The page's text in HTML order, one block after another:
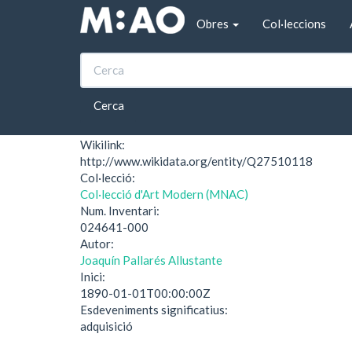
Vés al contingut
Obres
Col·leccions
Cerca
Inici El Dios de las Aguas (Saragossa)
El Dios de las Aguas
Wikilink:
http://www.wikidata.org/entity/Q27510118
Col·lecció:
Col·lecció d'Art Modern (MNAC)
Num. Inventari:
024641-000
Autor:
Joaquín Pallarés Allustante
Inici:
1890-01-01T00:00:00Z
Esdeveniments significatius:
adquisició